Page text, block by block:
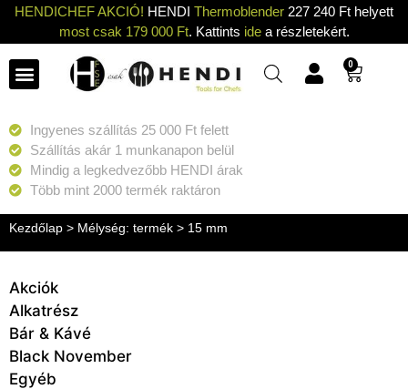
HENDICHEF AKCIÓ! HENDI Thermoblender 227 240 Ft helyett
most csak 179 000 Ft. Kattints idea részletekért.
0
Ingyenes szállítás 25 000 Ft felett
Szállítás akár 1 munkanapon belül
Mindig a legkedvezőbb HENDI árak
Több mint 2000 termék raktáron
Kezdőlap > Mélység: termék > 15 mm
Akciók
Alkatrész
Bár & Kávé
Black November
Egyéb